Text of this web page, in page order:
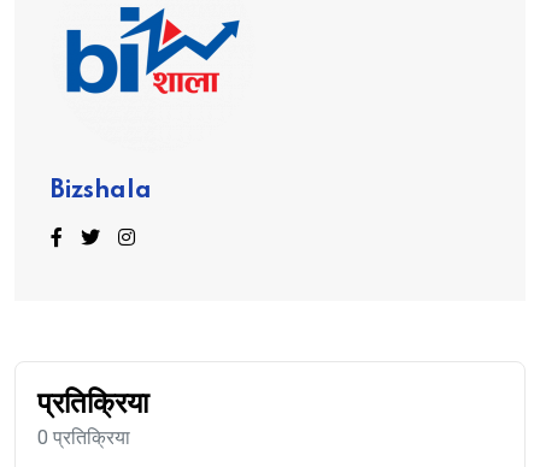
Bizshala
प्रतिक्रिया
0 प्रतिक्रिया